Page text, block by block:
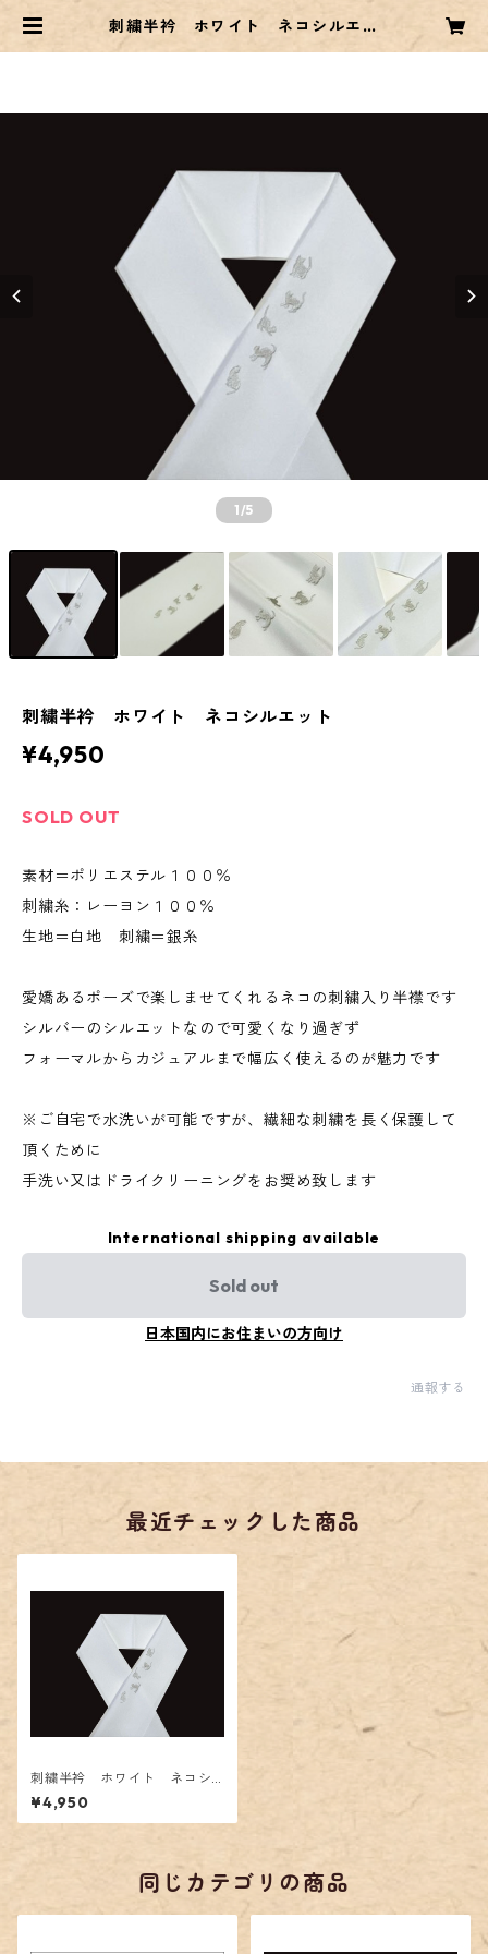
刺繍半衿 ホワイト ネコシルエッ
1/5
刺繍半衿 ホワイト ネコシルエット
¥4,950
SOLD OUT
素材＝ポリエステル１００％
刺繍糸：レーヨン１００％
生地＝白地 刺繍＝銀糸
愛嬌あるポーズで楽しませてくれるネコの刺繍入り半襟です
シルバーのシルエットなので可愛くなり過ぎず
フォーマルからカジュアルまで幅広く使えるのが魅力です
※ご自宅で水洗いが可能ですが、繊細な刺繍を長く保護して
頂くために
手洗い又はドライクリーニングをお奨め致します
International shipping available
Sold out
日本国内にお住まいの方向け
通報する
最近チェックした商品
刺繍半衿 ホワイト ネコシ
ルエット
¥4,950
同じカテゴリの商品